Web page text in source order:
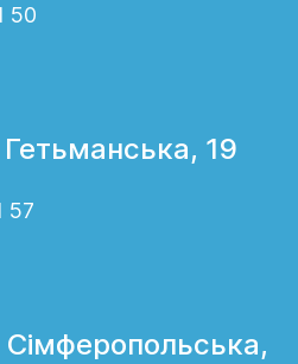
50
19
57